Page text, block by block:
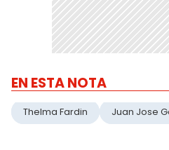
EN ESTA NOTA
Thelma Fardin Juan Jose